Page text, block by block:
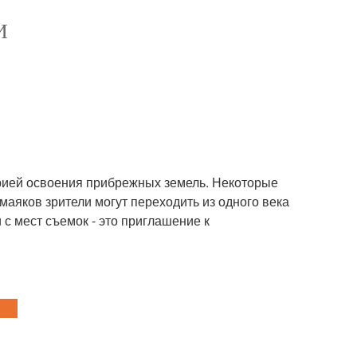
освоения прибрежных земель. Некоторые
зрители могут переходить из одного века
мест съемок - это приглашение к